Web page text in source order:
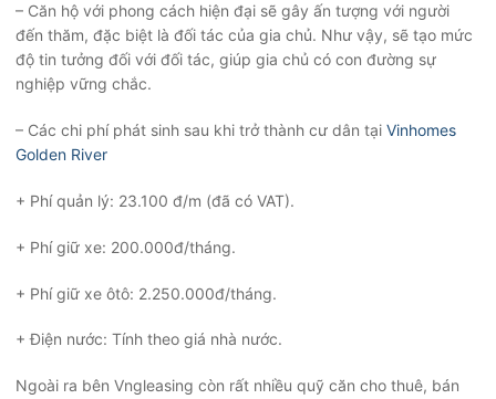
– Căn hộ với phong cách hiện đại sẽ gây ấn tượng với người
đến thăm, đặc biệt là đối tác của gia chủ. Như vậy, sẽ tạo mức
độ tin tưởng đối với đối tác, giúp gia chủ có con đường sự
nghiệp vững chắc.
– Các chi phí phát sinh sau khi trở thành cư dân tại Vinhomes
Golden River
+ Phí quản lý: 23.100 đ/m (đã có VAT).
+ Phí giữ xe: 200.000đ/tháng.
+ Phí giữ xe ôtô: 2.250.000đ/tháng.
+ Điện nước: Tính theo giá nhà nước.
Ngoài ra bên Vngleasing còn rất nhiều quỹ căn cho thuê, bán